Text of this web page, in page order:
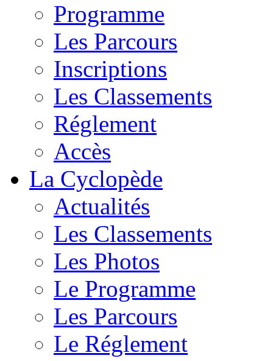
Programme
Les Parcours
Inscriptions
Les Classements
Réglement
Accès
La Cyclopède
Actualités
Les Classements
Les Photos
Le Programme
Les Parcours
Le Réglement